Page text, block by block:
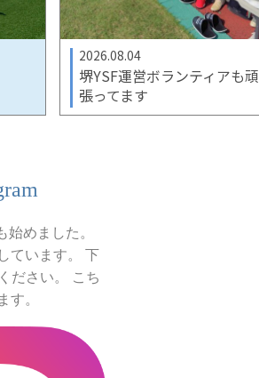
2026.08.04
堺YSF運営ボランティアも頑
張ってます
始めました。
ています。 下
ださい。 こち
す。